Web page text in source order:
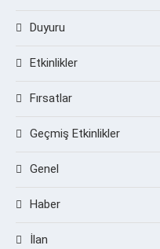
Duyuru
Etkinlikler
Fırsatlar
Geçmiş Etkinlikler
Genel
Haber
İlan